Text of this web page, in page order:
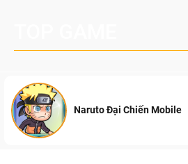
Naruto Đại Chiến Mobile